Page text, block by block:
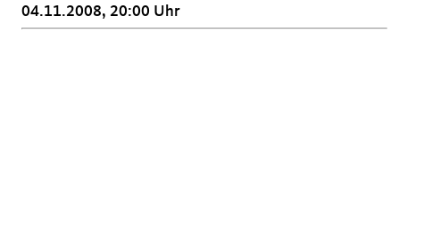
04.11.2008, 20:00 Uhr